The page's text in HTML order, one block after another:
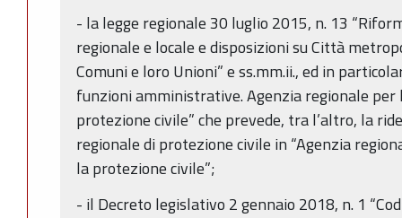
- la legge regionale 30 luglio 2015, n. 13
regionale e locale e disposizioni su Città
Comuni e loro Unioni” e ss.mm.ii., ed in
funzioni amministrative. Agenzia regionale
protezione civile” che prevede, tra l’altro, la
regionale di protezione civile in “Agenzia
la protezione civile”;
- il Decreto legislativo 2 gennaio 2018, n. 1